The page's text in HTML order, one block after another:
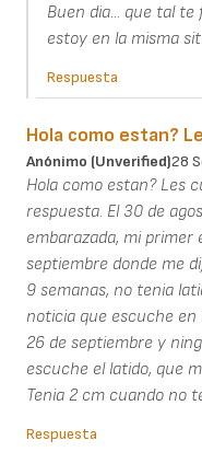
Buen dia... que tal
estoy en la misma
Respuesta
Hola como estan?
Anónimo (unverified)28
Hola como estan? Les
respuesta. El 30 de
embarazada, mi primer
septiembre donde me
9 semanas, no tenia
noticia que escuche
26 de septiembre y
escuche el latido, que
Tenia 2 cm cuando no
Respuesta